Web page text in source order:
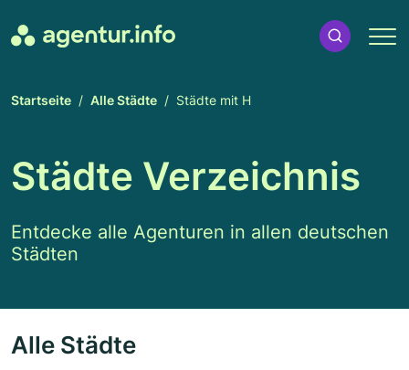
Startseite Alle Städte Städte mit H
Städte Verzeichnis
Entdecke alle Agenturen in allen deutschen
Städten
Alle Städte